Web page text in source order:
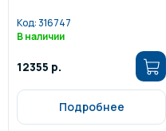
Код:316747
В наличии
12355 р.
Подробнее